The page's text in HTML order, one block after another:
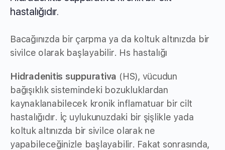
hastalığıdır.
Bacağınızda bir çarpma ya da koltuk altınızda bir
sivilce olarak başlayabilir. Hs hastalığı
Hidradenitis suppurativa (HS), vücudun
bağışıklık sistemindeki bozukluklardan
kaynaklanabilecek kronik inflamatuar bir cilt
hastalığıdır. İç uylukunuzdaki bir şişlikle yada
koltuk altınızda bir sivilce olarak ne
yapabileceğinizle başlayabilir. Fakat sonrasında,